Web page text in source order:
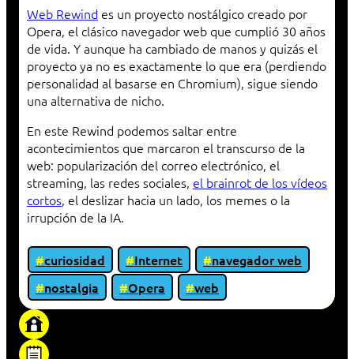
Web Rewind es un proyecto nostálgico creado por
Opera, el clásico navegador web que cumplió 30 años
de vida. Y aunque ha cambiado de manos y quizás el
proyecto ya no es exactamente lo que era (perdiendo
personalidad al basarse en Chromium), sigue siendo
una alternativa de nicho.
En este Rewind podemos saltar entre
acontecimientos que marcaron el transcurso de la
web: popularización del correo electrónico, el
streaming, las redes sociales, el brainrot de los vídeos
cortos, el deslizar hacia un lado, los memes o la
irrupción de la IA.
curiosidad Internet
navegador web
nostalgia
Opera
web